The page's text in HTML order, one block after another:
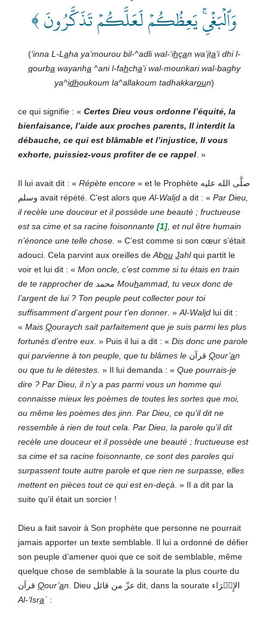
وَٱلۡبَغۡيِۚ يَعِظُكُمۡ لَعَلَّكُمۡ تَذَكَّرُونَ ﴾
(‘inna L-L aha ya’mourou bil-^adli wal-‘ihçan wa’ita’i dhi l-
qourba wayanha ^ani l-fahcha’i wal-mounkari wal-baghy
ya^idhoukoum la^allakoum tadhakkaroun)
ce qui signifie : « Certes Dieu vous ordonne l’équité, la
bienfaisance, l’aide aux proches parents, Il interdit la
débauche, ce qui est blâmable et l’injustice, Il vous
exhorte, puissiez-vous profiter de ce rappel . »
Il lui avait dit : « Répète encore » et le Prophète صلَّى الله عليه
وسلم avait répété. C’est alors que Al-Walid a dit : « Par Dieu,
il recèle une douceur et il possède une beauté ; fructueuse
est sa cime et sa racine foisonnante [1] , et nul être humain
n’énonce une telle chose. » C’est comme si son cœur s’était
adouci. Cela parvint aux oreilles de Abou Jahlqui partit le
voir et lui dit : « Mon oncle, c’est comme si tu étais en train
de te rapprocher de
Mouhammad , tu veux donc de
l’argent de lui ? Ton peuple peut collecter pour toi
suffisamment d’argent pour t’en donner . » Al-Walid lui dit :
« Mais Qouraych sait parfaitement que je suis parmi les plus
fortunés d’entre eux . » Puis il lui a dit : « Dis donc une parole
qui parvienne à ton peuple, que tu blâmes le قرآن Qour’an
ou que tu le détestes . » Il lui demanda : « Que pourrais-je
dire ? Par Dieu, il n’y a pas parmi vous un homme qui
connaisse mieux les poèmes de toutes les sortes que moi,
ou même les poèmes des jinn. Par Dieu, ce qu’il dit ne
ressemble à rien de tout cela. Par Dieu, la parole qu’il dit
recèle une douceur et il possède une beauté ; fructueuse est
sa cime et sa racine foisonnante, ce sont des paroles qui
surpassent toute autre parole et que rien ne surpasse, elles
mettent en pièces tout ce qui est en-deçà . » Il a dit par la
suite qu’il était un sorcier !
Dieu a fait savoir à Son prophète que personne ne pourrait
jamais apporter un texte semblable. Il lui a ordonné de défier
son peuple d’amener quoi que ce soit de semblable, même
quelque chose de semblable à la sourate la plus courte du
قرآن Qour’an
. Dieu عزّ من قائل dit, dans la sourate الإِسۡرَاء
Al-‘Israʾ :